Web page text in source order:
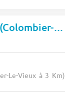
Camping Les Berges Du Doux (Colombier-le-Vieux à 3 km)
Le-Vieux à 3 Km)